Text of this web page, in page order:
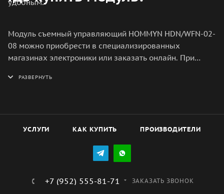
удобным.
Модуль съемный управляющий HOMMYN HDN/WFN-02-
08 можно приобрести в специализированных
магазинах электроники или заказать онлайн. При
наличие гарантии и возможности возврата товара в
УСЛУГИ КАК КУПИТЬ ПРОИЗВОДИТЕЛИ
+7 (952) 555-81-71 ЗАКАЗАТЬ ЗВОНОК